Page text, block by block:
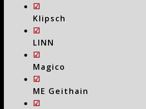
☑
Klipsch
☑
LINN
☑
Magico
☑
ME Geithain
☑